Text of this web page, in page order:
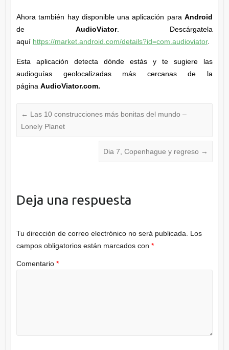
Ahora también hay disponible una aplicación paraAndroid
de AudioViator. Descárgatela
aquí https://market.android.com/details?id=com.audioviator.
Esta aplicación detecta dónde estás y te sugiere las
audioguías geolocalizadas más cercanas de la
página AudioViator.com.
← Las 10 construcciones más bonitas del mundo –
Lonely Planet
Dia 7, Copenhague y regreso →
Deja una respuesta
Tu dirección de correo electrónico no será publicada.
Los
campos obligatorios están marcados con *
Comentario *